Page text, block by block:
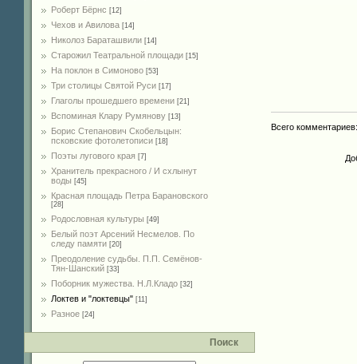
Роберт Бёрнс [12]
Чехов и Авилова [14]
Николоз Бараташвили [14]
Cтарожил Театральной площади [15]
На поклон в Симоново [53]
Три столицы Святой Руси [17]
Глаголы прошедшего времени [21]
Вспоминая Клару Румянову [13]
Борис Степанович Скобельцын:
псковские фотолетописи [18]
Поэты лугового края [7]
Хранитель прекрасного / И схлынут
воды [45]
Красная площадь Петра Барановского
[28]
Родословная культуры [49]
Белый поэт Арсений Несмелов. По
следу памяти [20]
Преодоление судьбы. П.П. Семёнов-
Тян-Шанский [33]
Поборник мужества. Н.Л.Кладо [32]
Локтев и "локтевцы" [11]
Разное [24]
Поиск
Всего комментариев